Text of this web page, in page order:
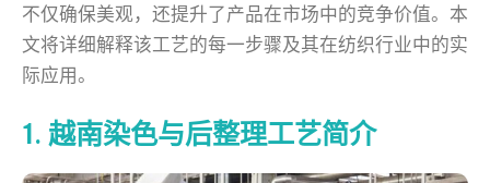
不仅确保美观，还提升了产品在市场中的竞争价值。本
文将详细解释该工艺的每一步骤及其在纺织行业中的实
际应用。
1. 越南染色与后整理工艺简介